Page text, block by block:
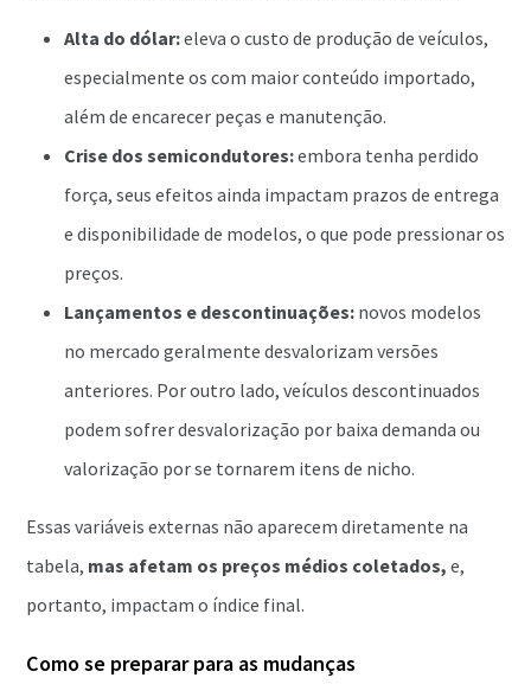
Alta do dólar:eleva o custo de produção de veículos,
especialmente os com maior conteúdo importado,
além de encarecer peças e manutenção.
Crise dos semicondutores:embora tenha perdido
força, seus efeitos ainda impactam prazos de entrega
e disponibilidade de modelos, o que pode pressionar os
preços.
Lançamentos e descontinuações: novos modelos
no mercado geralmente desvalorizam versões
anteriores. Por outro lado, veículos descontinuados
podem sofrer desvalorização por baixa demanda ou
valorização por se tornarem itens de nicho.
Essas variáveis externas não aparecem diretamente na
tabela, mas afetam os preços médios coletados, e,
portanto, impactam o índice final.
Como se preparar para as mudanças